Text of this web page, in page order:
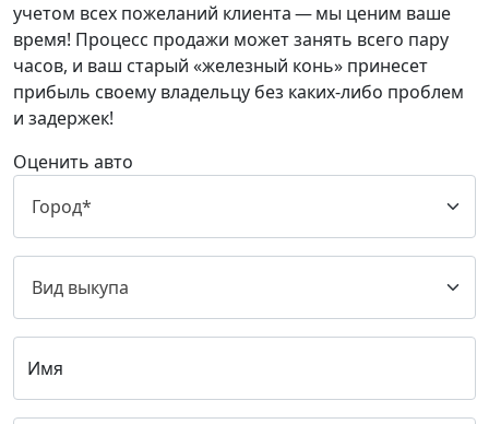
учетом всех пожеланий клиента — мы ценим ваше
время! Процесс продажи может занять всего пару
часов, и ваш старый «железный конь» принесет
прибыль своему владельцу без каких-либо проблем
и задержек!
Оценить авто
Имя